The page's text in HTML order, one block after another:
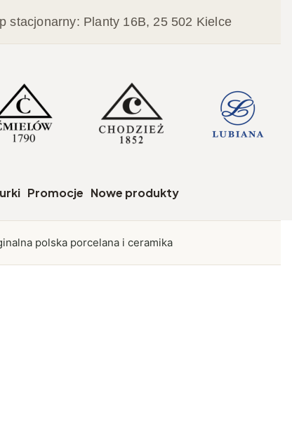
stacjonarny: Planty 16B, 25 502 Kielce
Promocje Nowe produkty
polska porcelana i ceramika